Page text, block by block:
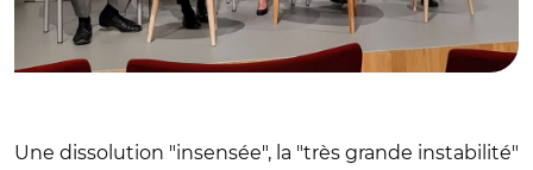
Une dissolution "insensée", la "très grande instabilité"